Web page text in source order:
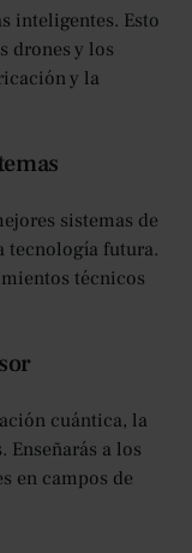
inteligentes. Esto
drones y los
y la
sistemas de
tecnología futura.
técnicos
cuántica, la
a los
en campos de